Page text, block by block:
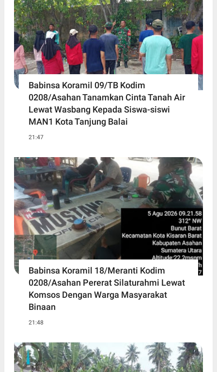
Babinsa Koramil 09/TB Kodim
0208/Asahan Tanamkan Cinta Tanah Air
Lewat Wasbang Kepada Siswa-siswi
MAN1 Kota Tanjung Balai
21:47
Babinsa Koramil 18/Meranti Kodim
0208/Asahan Pererat Silaturahmi Lewat
Komsos Dengan Warga Masyarakat
Binaan
21:48